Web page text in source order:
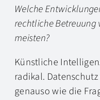
Welche
rechtliche
meisten?
Künstliche
radikal.
genauso wie die